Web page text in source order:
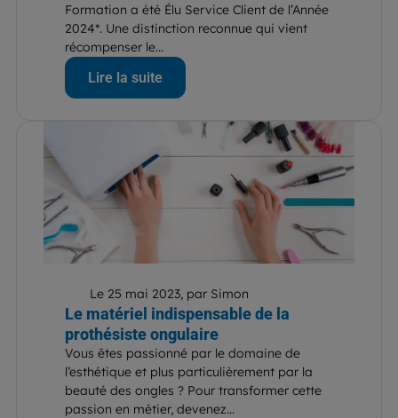
Formation a été Élu Service Client de l’Année
2024*. Une distinction reconnue qui vient
récompenser le...
Lire la suite
Le 25 mai 2023, par Simon
Le matériel indispensable de la
prothésiste ongulaire
Vous êtes passionné par le domaine de
l’esthétique et plus particulièrement par la
beauté des ongles ? Pour transformer cette
passion en métier, devenez...